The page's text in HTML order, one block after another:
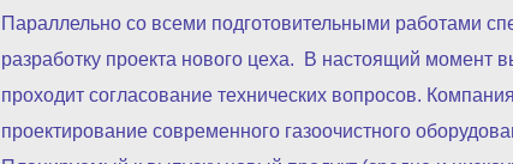
Параллельно со всеми подготовительными работами
разработку проекта нового цеха. В настоящий момент
проходит согласование технических вопросов.
проектирование современного газоочистного